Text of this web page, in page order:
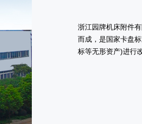
浙江园牌机床附件
而成，是国家卡盘
标等无形资产)进行